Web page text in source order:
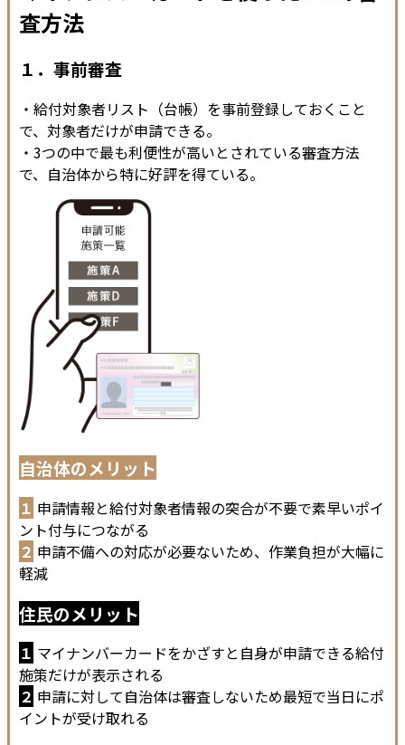
査方法
１．事前審査
・給付対象者リスト（台帳）を事前登録しておくこと
で、対象者だけが申請できる。
・3つの中で最も利便性が高いとされている審査方法
で、自治体から特に好評を得ている。
自治体のメリット
１ 申請情報と給付対象者情報の突合が不要で素早いポイ
ント付与につながる
２ 申請不備への対応が必要ないため、作業負担が大幅に
軽減
住民のメリット
１ マイナンバーカードをかざすと自身が申請できる給付
施策だけが表示される
２ 申請に対して自治体は審査しないため最短で当日にポ
イントが受け取れる